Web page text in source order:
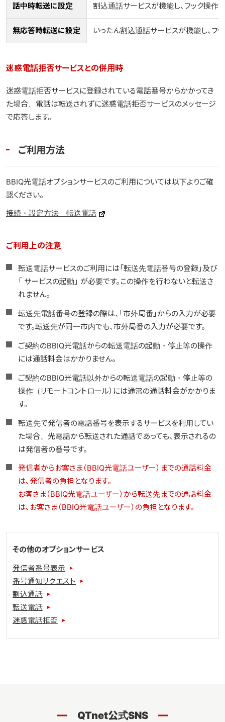
話中時転送に設定 割込通話サービスが機能し、フック操作
無応答時転送に設定 いったん割込通話サービスが機能し、フ
迷惑電話拒否サービスとの併用時
迷惑電話拒否サービスに登録されている電話番号からかかってき
た場合、電話は転送されずに迷惑電話拒否サービスのメッセージ
で応答します。
ご利用方法
BBIQ光電話オプションサービスのご利用については以下よりご確
認ください。
接続・設定方法 転送電話
ご利用上の注意
転送電話サービスのご利用には「転送先電話番号の登録」及び
「 サービスの起動」 が必要です。この操作を行わないと転送さ
れません。
転送先電話番号の登録の際は、「市外局番」からの入力が必要
です。転送先が同一市内でも、市外局番の入力が必要です。
ご契約のBBIQ光電話からの転送電話の起動・停止等の操作
には通話料金はかかりません。
ご契約のBBIQ光電話以外からの転送電話の起動・停止等の
操作（リモートコントロール）には通常の通話料金がかかりま
す。
転送先で発信者の電話番号を表示するサービスを利用してい
た場合、光電話から転送された通話であっても、表示されるの
は発信者の番号です。
発信者からお客さま（BBIQ光電話ユーザー）までの通話料金
は、発信者の負担となります。
お客さま（BBIQ光電話ユーザー）から転送先までの通話料金
は、お客さま（BBIQ光電話ユーザー）の負担となります。
その他のオプションサービス
発信者番号表示
番号通知リクエスト
割込通話
転送電話
迷惑電話拒否
QTnet公式SNS